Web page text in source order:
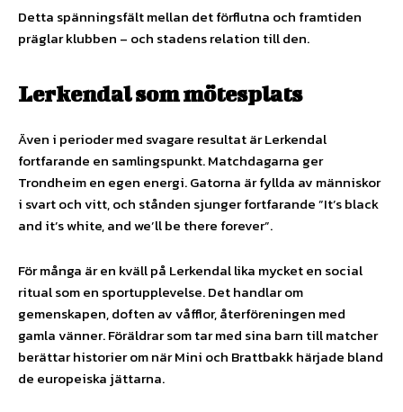
Detta spänningsfält mellan det förflutna och framtiden
präglar klubben – och stadens relation till den.
Lerkendal som mötesplats
Även i perioder med svagare resultat är Lerkendal
fortfarande en samlingspunkt. Matchdagarna ger
Trondheim en egen energi. Gatorna är fyllda av människor
i svart och vitt, och stånden sjunger fortfarande ”It’s black
and it’s white, and we’ll be there forever”.
För många är en kväll på Lerkendal lika mycket en social
ritual som en sportupplevelse. Det handlar om
gemenskapen, doften av våfflor, återföreningen med
gamla vänner. Föräldrar som tar med sina barn till matcher
berättar historier om när Mini och Brattbakk härjade bland
de europeiska jättarna.